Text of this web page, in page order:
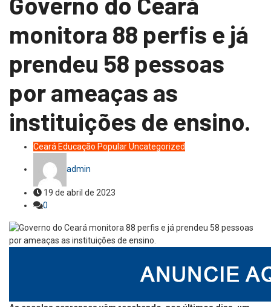
monitora 88 perfis e já
prendeu 58 pessoas
por ameaças as
instituições de ensino.
Ceará Educação PopularUncategorized
admin
19 de abril de 2023
0